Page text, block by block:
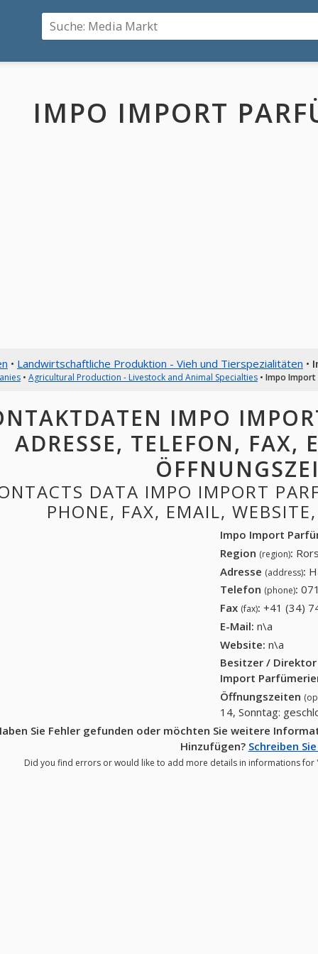
IMPO IMPORT
• Landwirtschaftliche Produktion - Vieh und Tierspezialitäten •
• Agricultural Production - Livestock and Animal Specialties• Impo Import
IMPO
ADRESSE, TELEFON, FAX,
DATA IMPO IMPORT
PHONE, FAX, EMAIL,
Impo Import
Region (region):
Adresse (address):
Telefon (phone):
Fax (fax): +41 (34)
E-Mail: n\a
Website: n\a
Besitzer /
Import
Öffnungszeiten
14, Sonntag:
Sie Fehler gefunden oder möchten Sie weitere
Hinzufügen? Schreiben
Did you find errors or would like to add more details in informations for